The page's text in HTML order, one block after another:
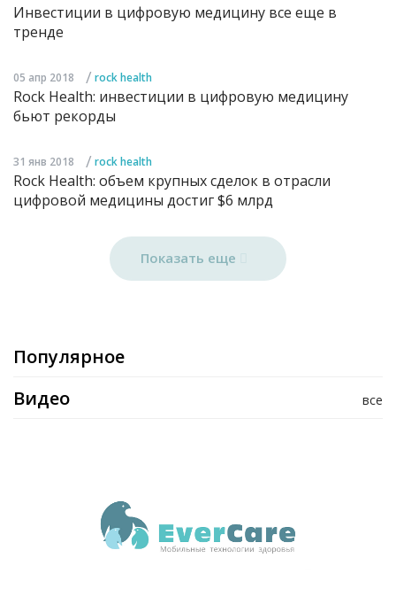
Инвестиции в цифровую медицину все еще в
тренде
05 апр 2018 / rock health
Rock Health: инвестиции в цифровую медицину
бьют рекорды
31 янв 2018 / rock health
Rock Health: объем крупных сделок в отрасли
цифровой медицины достиг $6 млрд
Показать еще
Популярное
все
Видео